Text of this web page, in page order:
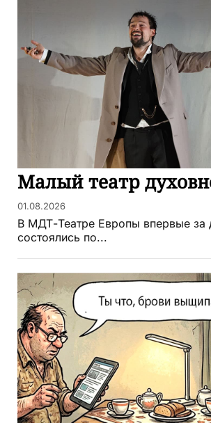
Малый театр
01.08.2026
В МДТ-Театре Европы впервые за
состоялись по...